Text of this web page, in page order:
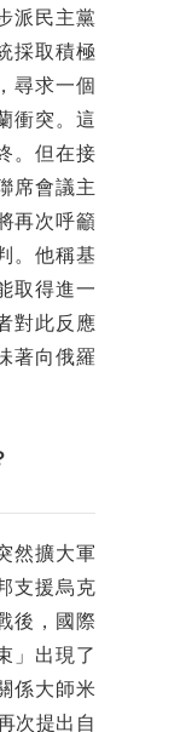
派民主黨
採取積極
尋求一個
衝突。這
。但在接
席會議主
再次呼籲
。他稱基
取得進一
對此反應
著向俄羅
然擴大軍
支援烏克
後，國際
」出現了
係大師米
次提出自